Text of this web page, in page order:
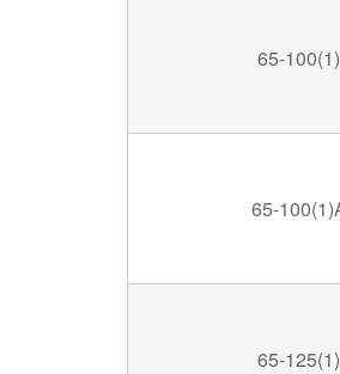
65-100(1)
65-
65-125(1)